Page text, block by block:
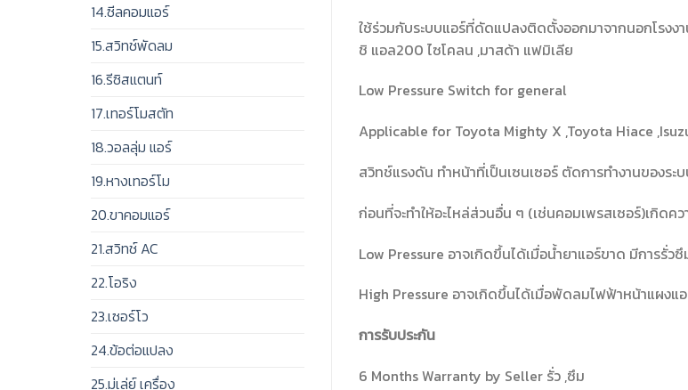
14.ซีลคอมแอร์
15.สวิทช์พัดลม
16.รีซิสแตนท์
17.เทอร์โมสตัท
18.วอลลุ่ม แอร์
19.หางเทอร์โม
20.ขาคอมแอร์
21.สวิทช์ AC
22.โอริง
23.เซอร์โว
24.ข้อต่อแปลง
25.มู่เล่ย์ เครื่อง
ใช้ร่วมกับระบบแอร์ที่ดัดแปลงติดตั้งออกมาจากนอกโรงง
ชิ แอล200 ไซโคลน ,มาสด้า แฟมิเลีย
Low Pressure Switch for general
Applicable for Toyota Mighty X ,Toyota Hiace
สวิทช์แรงดัน ทำหน้าที่เป็นเซนเซอร์ ตัดการทำงานของร
ก่อนที่จะทำให้อะไหล่ส่วนอื่น ๆ (เช่นคอมเพรสเซอร์)เกิดค
Low Pressure อาจเกิดขึ้นได้เมื่อน้ำยาแอร์ขาด มีการรั่ว
High Pressure อาจเกิดขึ้นได้เมื่อพัดลมไฟฟ้าหน้าแผงแ
การรับประกัน
6 Months Warranty by Seller รั่ว ,ซึม